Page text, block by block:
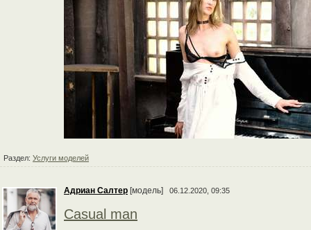
Раздел: Услуги моделей
Адриан Салтер [модель] 06.12.2020, 09:35
Casual man